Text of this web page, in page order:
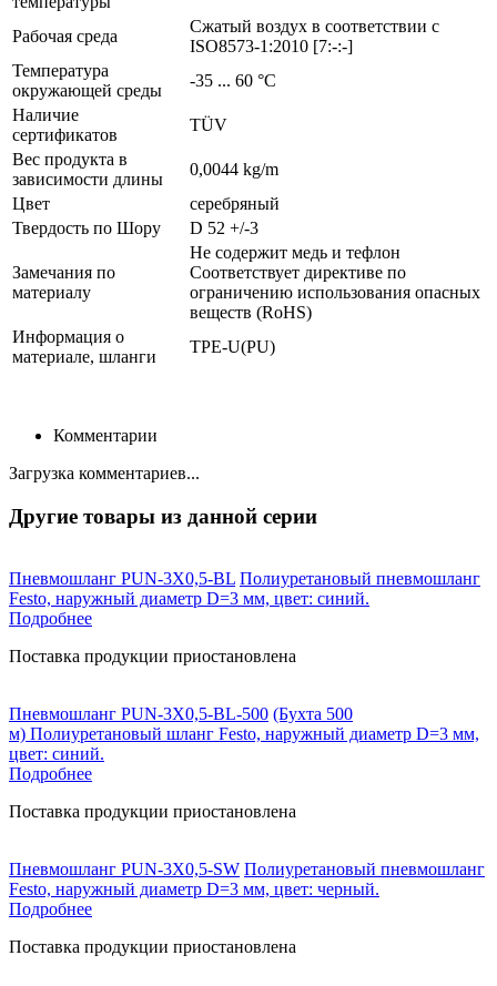
Рабочая среда
Сжатый воздух в соответствии с
ISO8573-1:2010 [7:-:-]
Температура
окружающей среды
-35 ... 60 °C
Наличие
сертификатов
TÜV
Вес продукта в
зависимости длины
0,0044 kg/m
Цвет
серебряный
Твердость по Шору
D 52 +/-3
Замечания по
материалу
Не содержит медь и тефлон
Соответствует директиве по
ограничению использования опасных
веществ (RoHS)
Информация о
материале, шланги
TPE-U(PU)
Комментарии
Загрузка комментариев...
Другие товары из данной серии
Пневмошланг PUN-3X0,5-BL Полиуретановый пневмошланг
Festo, наружный диаметр D=3 мм, цвет: синий.
Подробнее
Поставка продукции приостановлена
Пневмошланг PUN-3X0,5-BL-500 (Бухта 500
м) Полиуретановый шланг Festo, наружный диаметр D=3 мм,
цвет: синий.
Подробнее
Поставка продукции приостановлена
Пневмошланг PUN-3X0,5-SW Полиуретановый пневмошланг
Festo, наружный диаметр D=3 мм, цвет: черный.
Подробнее
Поставка продукции приостановлена